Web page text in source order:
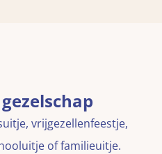
vrijgezellenfeestje,
of familieuitje.